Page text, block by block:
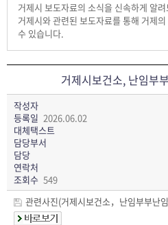
거제시 보도자료의 소식을 신속하게 알
거제시와 관련된 보도자료를 통해 거제
수 있습니다.
거제시보건소, 난임부
작성자
등록일 2026.06.02
대체택스트
담당부서
담당
연락처
조회수 549
관련사진(거제시보건소，난임부부난